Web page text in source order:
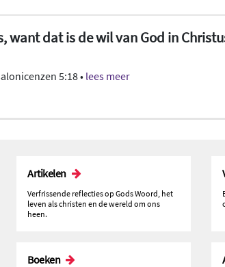
want dat is de wil van God in
5:18 •lees meer
Artikelen
Verfrissende reflecties op Gods Woord, het
leven als christen en de wereld om ons
heen.
Boeken